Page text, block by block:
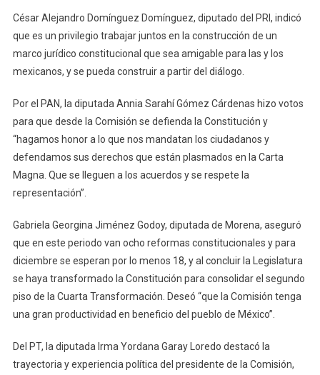
César Alejandro Domínguez Domínguez, diputado del PRI, indicó
que es un privilegio trabajar juntos en la construcción de un
marco jurídico constitucional que sea amigable para las y los
mexicanos, y se pueda construir a partir del diálogo.
Por el PAN, la diputada Annia Sarahí Gómez Cárdenas hizo votos
para que desde la Comisión se defienda la Constitución y
“hagamos honor a lo que nos mandatan los ciudadanos y
defendamos sus derechos que están plasmados en la Carta
Magna. Que se lleguen a los acuerdos y se respete la
representación”.
Gabriela Georgina Jiménez Godoy, diputada de Morena, aseguró
que en este periodo van ocho reformas constitucionales y para
diciembre se esperan por lo menos 18, y al concluir la Legislatura
se haya transformado la Constitución para consolidar el segundo
piso de la Cuarta Transformación. Deseó “que la Comisión tenga
una gran productividad en beneficio del pueblo de México”.
Del PT, la diputada Irma Yordana Garay Loredo destacó la
trayectoria y experiencia política del presidente de la Comisión,